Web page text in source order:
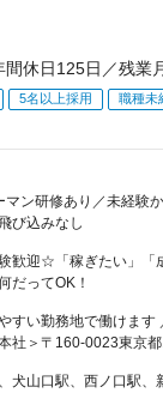
間休日125日／残業
5名以上採用 職種未
ン研修あり／未経験
び込みなし
歓迎☆「稼ぎたい」「
だってOK！
すい勤務地で働けます
社＞〒160-0023東京
犬山口駅、西ノ口駅、